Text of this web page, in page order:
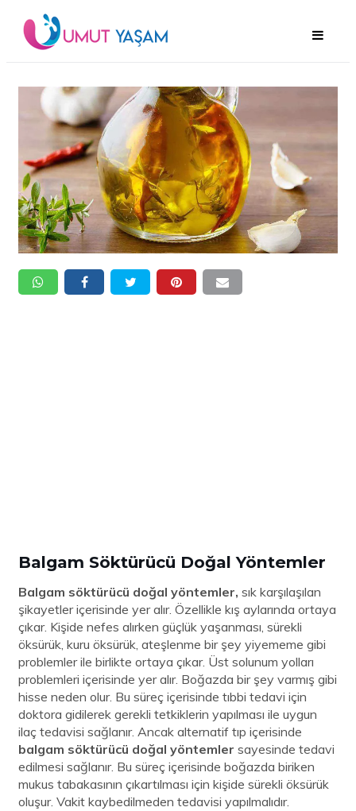
Balgam Söktürücü Doğal Yöntemler
Balgam söktürücü doğal yöntemler, sık karşılaşılan
şikayetler içerisinde yer alır. Özellikle kış aylarında ortaya
çıkar. Kişide nefes alırken güçlük yaşanması, sürekli
öksürük, kuru öksürük, ateşlenme bir şey yiyememe gibi
problemler ile birlikte ortaya çıkar. Üst solunum yolları
problemleri içerisinde yer alır. Boğazda bir şey varmış gibi
hisse neden olur. Bu süreç içerisinde tıbbi tedavi için
doktora gidilerek gerekli tetkiklerin yapılması ile uygun
ilaç tedavisi sağlanır. Ancak alternatif tıp içerisinde
balgam söktürücü doğal yöntemler sayesinde tedavi
edilmesi sağlanır. Bu süreç içerisinde boğazda biriken
mukus tabakasının çıkartılması için kişide sürekli öksürük
oluşur. Vakit kaybedilmeden tedavisi yapılmalıdır.